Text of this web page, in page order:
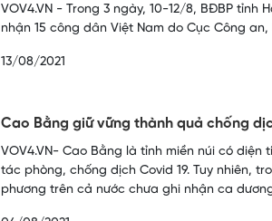
VOV4.VN - Trong 3 ngày, 10-12/8, BĐBP
nhận 15 công dân Việt Nam do Cục Công
13/08/2021
Cao Bằng giữ vững thành quả chống
VOV4.VN- Cao Bằng là tỉnh miền núi có
tác phòng, chống dịch Covid 19. Tuy nhiên,
phương trên cả nước chưa ghi nhận ca